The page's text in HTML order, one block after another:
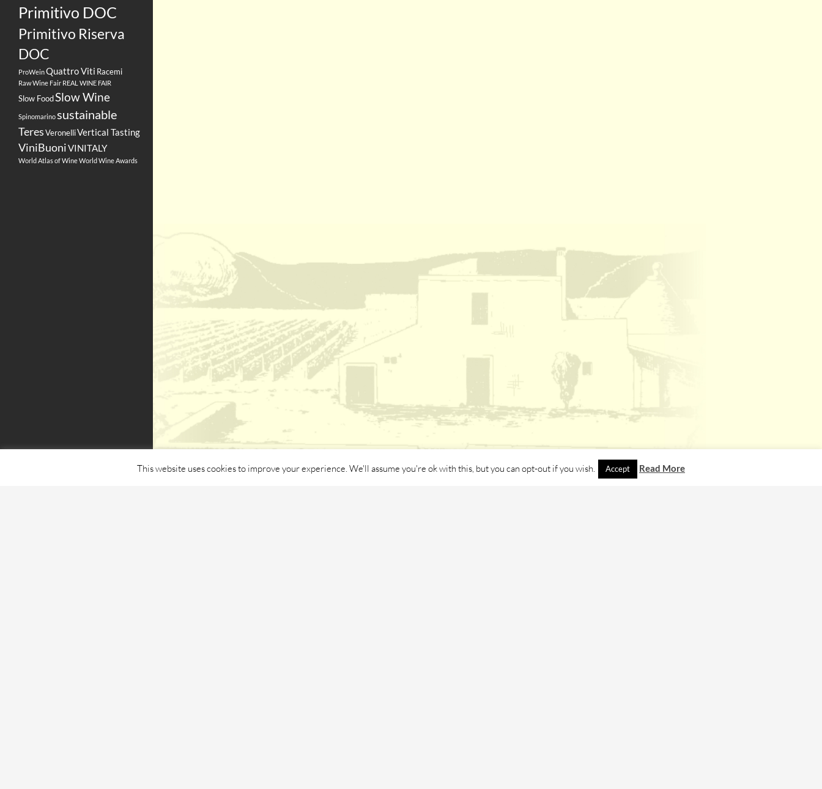
Primitivo DOC
Primitivo Riserva
DOC
ProWeinQuattro Viti Racemi
Raw Wine Fair REAL WINE FAIR
Slow FoodSlow Wine
Spinomarinosustainable
TeresVeronelliVertical Tasting
ViniBuoniVINITALY
World Atlas of WineWorld Wine Awards
This website uses cookies to improve your experience. We'll assume you're ok with this, but you can opt-out if you wish. Accept Read More